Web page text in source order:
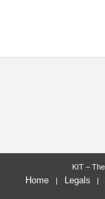
KIT –
Home Legals